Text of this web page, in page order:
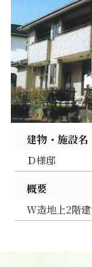
建物・施設名
Ｄ様邸
概要
W造地上2階